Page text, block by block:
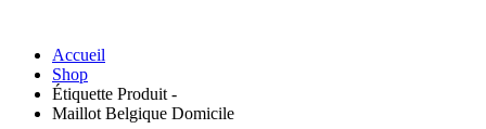
Accueil
Shop
Étiquette Produit -
Maillot Belgique Domicile